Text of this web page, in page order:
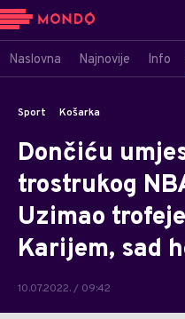
Naslovna Najnovije Info
Sport Košarka
Dončiću
trostrukog
Uzimao
Karijem, sad
10.07.2022. / 09:42